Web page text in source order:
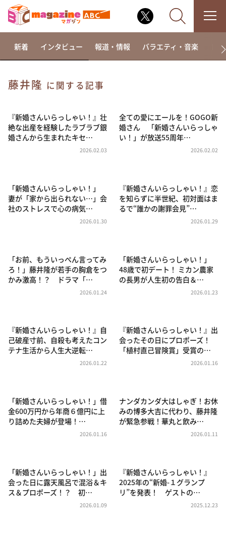
相席食堂
これ余談なんですけど・・・
～人生密着トークバラエティ！～ やすとものいたっ
news おかえり
河合＆A.B.C-Z塚田×福井アナ「なんでやねん！？」
（news おかえり）
朝だ！生です旅サラダ
教えて！ニュースライブ 正義のミカタ
ポツンと一軒家
ザキ山小屋本館
新着 インタビュー 報道・情報 バラエティ・音楽 ド
藤井隆 に関する記事
『新婚さんいらっしゃい！』壮
絶な出産を経験したラブラブ銀
婚さんから生まれたキセ…
2026.02.03
全ての愛にエールを！GOGO新
婚さん 「新婚さんいらっしゃ
い！」が放送55周年…
2026.02.02
「新婚さんいらっしゃい！」
妻が「家から出られない…」会
社のストレスで心の病気…
2026.01.30
『新婚さんいらっしゃい！』恋
を知らずに半世紀、初対面はま
るで“誰かの謝罪会見”…
2026.01.29
「お前、もういっぺん言ってみ
ろ！」藤井隆が若手の胸倉をつ
かみ激高！？ ドラマ「…
2026.01.24
「新婚さんいらっしゃい！」
48歳で初デート！ ミカン農家
の長男が人生初の告白＆…
2026.01.23
『新婚さんいらっしゃい！』自
己破産寸前、自殺も考えたコン
テナ生活から人生大逆転…
2026.01.22
『新婚さんいらっしゃい！』出
会ったその日にプロポーズ！
「植村直己冒険賞」受賞の…
2026.01.16
「新婚さんいらっしゃい！」借
金600万円から年商６億円に上
り詰めた夫婦が登場！…
2026.01.16
ナンダカンダ大はしゃぎ！お休
みの博多大吉に代わり、藤井隆
が緊急参戦！華丸と飲み…
2026.01.11
「新婚さんいらっしゃい！」出
会った日に露天風呂で混浴＆キ
ス＆プロポーズ！？ 初…
2026.01.09
『新婚さんいらっしゃい！』
2025年の“新婚-１グランプ
リ”を発表！ ゲストの…
2025.12.23